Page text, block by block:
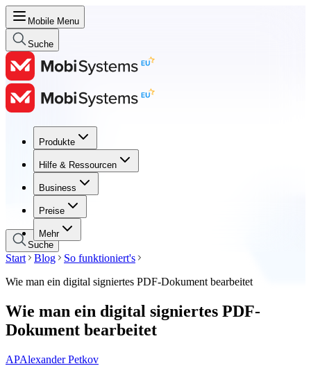
Mobile Menu
Suche
Produkte
Hilfe & Ressourcen
Business
Preise
Mehr
Produkte
Hilfe & Ressourcen
Business
Preise
Suche
Start Blog
So funktioniert's
Wie man ein digital signiertes PDF-Dokument bearbeitet
Wie man ein digital signiertes PDF-
Dokument bearbeitet
APAlexander Petkov